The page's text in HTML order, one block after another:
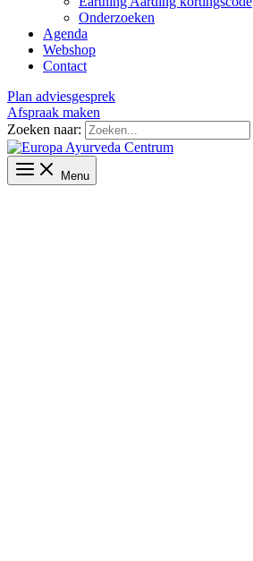
Onderzoeken
Agenda
Webshop
Contact
Plan adviesgesprek
Afspraak maken
Zoeken naar:
Menu